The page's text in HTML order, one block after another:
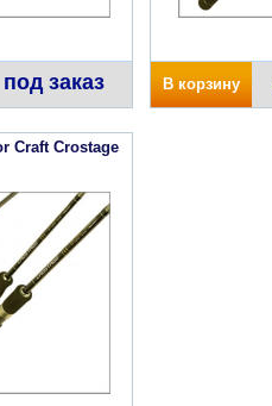
под заказ В корзину
Craft Crostage